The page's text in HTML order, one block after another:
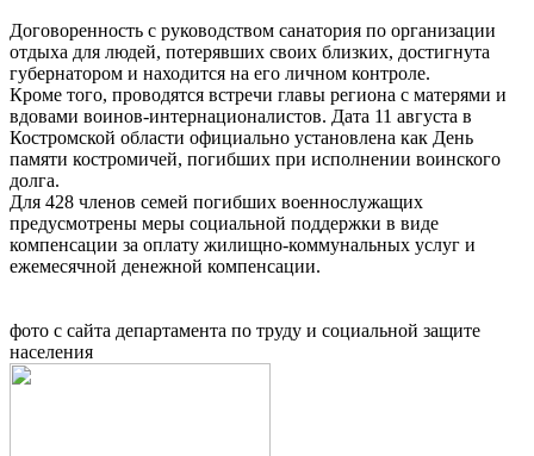
Договоренность с руководством санатория по организации
отдыха для людей, потерявших своих близких, достигнута
губернатором и находится на его личном контроле.
Кроме того, проводятся встречи главы региона с матерями и
вдовами воинов-интернационалистов. Дата 11 августа в
Костромской области официально установлена как День
памяти костромичей, погибших при исполнении воинского
долга.
Для 428 членов семей погибших военнослужащих
предусмотрены меры социальной поддержки в виде
компенсации за оплату жилищно-коммунальных услуг и
ежемесячной денежной компенсации.
фото с сайта департамента по труду и социальной защите
населения